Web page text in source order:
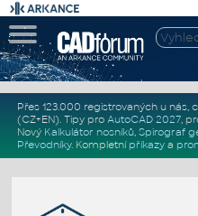
Přes 123.000 registrovaných u nás,
(CZ+EN). Tipy pro AutoCAD 2027,
Nový Kalkulátor nosníků, Spirograf
Převodníky. Kompletní příkazya